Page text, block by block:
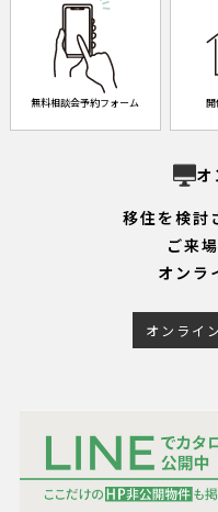
無料相談会予約フォーム 開
オ
移住を検討
ご来
オンラ
オンライ